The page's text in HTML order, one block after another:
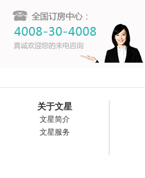
关于文星
文星简介
文星服务